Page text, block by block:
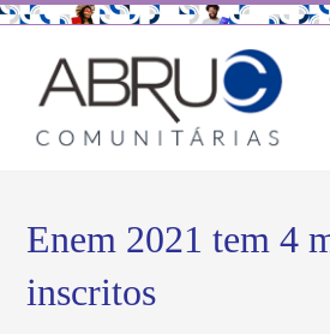
Enem 2021 tem 4
inscritos